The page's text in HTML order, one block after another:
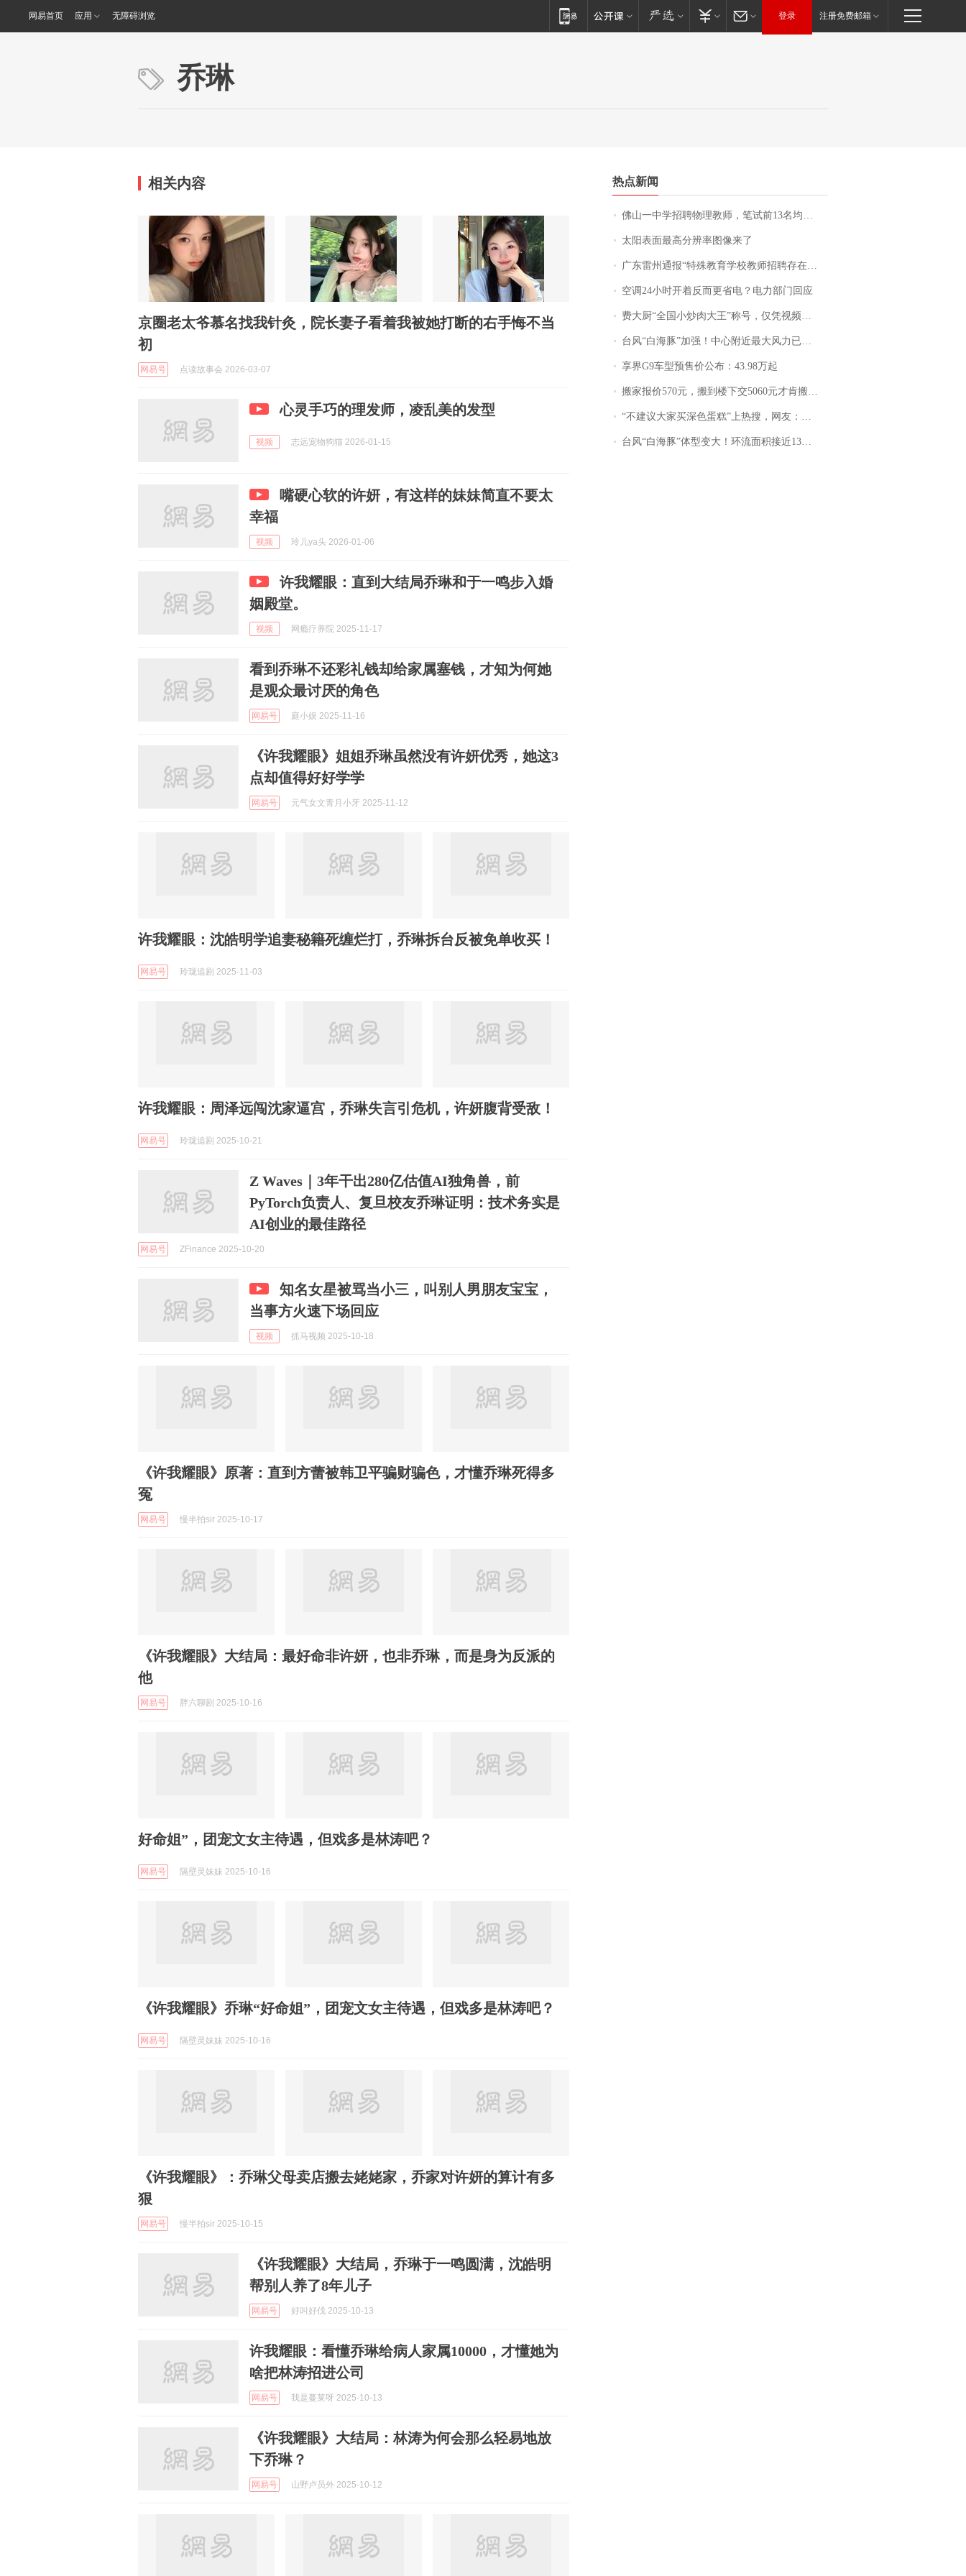
网易首页 应用 无障碍浏览 登录 注册免费邮箱
乔琳
相关内容
京圈老太爷慕名找我针灸，院长妻子看着我被她打断的右手悔不当
初
网易号 点读故事会 2026-03-07
心灵手巧的理发师，凌乱美的发型
视频 志远宠物狗猫 2026-01-15
嘴硬心软的许妍，有这样的妹妹简直不要太
幸福
视频 玲儿ya头 2026-01-06
许我耀眼：直到大结局乔琳和于一鸣步入婚
姻殿堂。
视频 网瘾疗养院 2025-11-17
看到乔琳不还彩礼钱却给家属塞钱，才知为何她
是观众最讨厌的角色
网易号 庭小娱 2025-11-16
《许我耀眼》姐姐乔琳虽然没有许妍优秀，她这3
点却值得好好学学
网易号 元气女文青月小牙 2025-11-12
许我耀眼：沈皓明学追妻秘籍死缠烂打，乔琳拆台反被免单收买！
网易号 玲珑追剧 2025-11-03
许我耀眼：周泽远闯沈家逼宫，乔琳失言引危机，许妍腹背受敌！
网易号 玲珑追剧 2025-10-21
Z Waves｜3年干出280亿估值AI独角兽，前
PyTorch负责人、复旦校友乔琳证明：技术务实是
AI创业的最佳路径
网易号 ZFinance 2025-10-20
知名女星被骂当小三，叫别人男朋友宝宝，
当事方火速下场回应
视频 抓马视频 2025-10-18
《许我耀眼》原著：直到方蕾被韩卫平骗财骗色，才懂乔琳死得多
冤
网易号 慢半拍sir 2025-10-17
《许我耀眼》大结局：最好命非许妍，也非乔琳，而是身为反派的
他
网易号 胖六聊剧 2025-10-16
好命姐”，团宠文女主待遇，但戏多是林涛吧？
网易号 隔壁灵妹妹 2025-10-16
《许我耀眼》乔琳“好命姐”，团宠文女主待遇，但戏多是林涛吧？
网易号 隔壁灵妹妹 2025-10-16
《许我耀眼》：乔琳父母卖店搬去姥姥家，乔家对许妍的算计有多
狠
网易号 慢半拍sir 2025-10-15
《许我耀眼》大结局，乔琳于一鸣圆满，沈皓明
帮别人养了8年儿子
网易号 好叫好伐 2025-10-13
许我耀眼：看懂乔琳给病人家属10000，才懂她为
啥把林涛招进公司
网易号 我是蔓莱呀 2025-10-13
《许我耀眼》大结局：林涛为何会那么轻易地放
下乔琳？
网易号 山野卢员外 2025-10-12
热点新闻
佛山一中学招聘物理教师，笔试前13名均遭淘汰？教育局：已叫停招聘，成立调查组全面核查
太阳表面最高分辨率图像来了
广东雷州通报“特殊教育学校教师招聘存在违规行为”：已启动问责程序 副校长被停职
空调24小时开着反而更省电？电力部门回应
费大厨“全国小炒肉大王”称号，仅凭视频评出？中国烹饪协会回应
台风“白海豚”加强！中心附近最大风力已达15级 最新研判
享界G9车型预售价公布：43.98万起
搬家报价570元，搬到楼下交5060元才肯搬上楼！女子傻眼了……
“不建议大家买深色蛋糕”上热搜，网友：天塌了！
台风“白海豚”体型变大！环流面积接近13个浙江那么大